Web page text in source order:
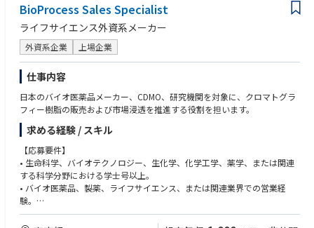
【歓迎要件】
• 大規模なグローバル企業におけるマトリックス組織での9～10年の営業
経験。
• クリーンルーム環境での業務または営業経験。
• バリデーション済みのアプリケーションへのソリューション販売経験。
• 戦略的営業 – 顧客のニーズと自社の提供内容を理解し、成約に向けた強
力な戦略計画を策定できること。
• 遠隔チームの管理および連携における実証済みの経験。
•明確な道筋がない曖昧な環境下で意思決定を行う能力。
•組織全体、経営幹部レベルに至るまで、積極的に連絡を取れる能力。
•国際的かつバーチャルな環境において、社内外のステークホルダーと効果
的に（口頭および書面にて）コミュニケーションを取り、
協業する高い能力。
•優れた対人スキル、異文化対応能力、および関係構築能力。
•分析力に加え、探究心、高い学習適応力、そして主体的で実践的なアプ
ローチを兼ね備えていること。
•プロジェクト管理、組織運営、および計画立案のスキル。
BioProcess Sales Specialist
ライフサイエンス外資系メーカー
外資系企業 上場企業
仕事内容
日本のバイオ医薬品メーカー、CDMO、研究機関を対象に、クロマトグラ
フィー樹脂の販売および市場浸透を推進する役割を担います。
求める経験 / スキル
【応募要件】
• 生命科学、バイオテクノロジー、生化学、化学工学、薬学、または関連
する科学分野における学士号以上。
• バイオ医薬品、製薬、ライフサイエンス、または関連業界での営業経
験。
• ネイティブレベルの日本語能力。